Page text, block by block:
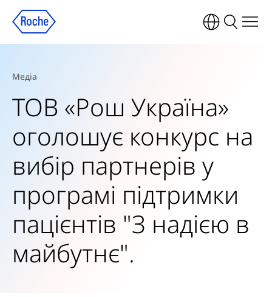
Медіа
ТОВ «Рош Україна»
оголошує конкурс на
вибір партнерів у
програмі підтримки
пацієнтів "З надією в
майбутнє".